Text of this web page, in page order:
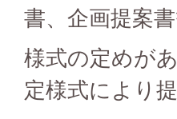
書、企画提案
様式の定めが
定様式により